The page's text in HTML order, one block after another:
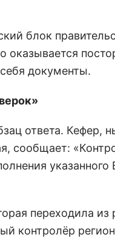
блок
оказывается
документы.
ответа. Кефер,
сообщает:
переходила из
контролёр